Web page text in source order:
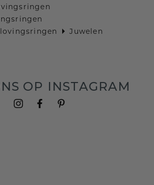
Juwelen
OP INSTAGRAM